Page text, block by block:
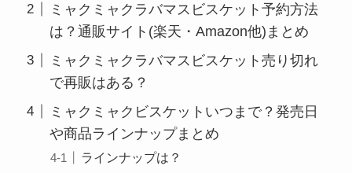
ミャクミャクラバマスビスケット予約方法
は？通販サイト(楽天・Amazon他)まとめ
ミャクミャクラバマスビスケット売り切れ
で再販はある？
ミャクミャクビスケットいつまで？発売日
や商品ラインナップまとめ
ラインナップは？